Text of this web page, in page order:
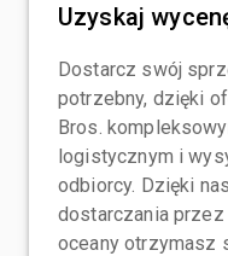
Uzyskaj
Dostarcz swój
potrzebny, dzięki
Bros.
logistycznym i
odbiorcy. Dzięki
dostarczania przez
oceany otrzymasz